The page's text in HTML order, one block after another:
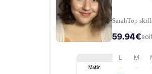
SarahTop
59.94€
L M
Matin